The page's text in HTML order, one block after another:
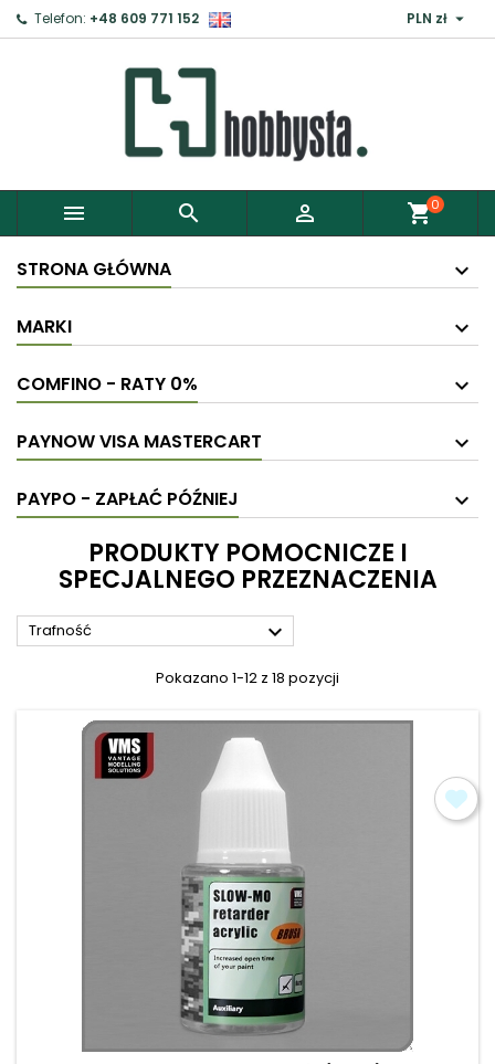
Telefon: +48 609 771 152 PLN zł 
   shopping_cart0
STRONA GŁÓWNA
MARKI
COMFINO - RATY 0%
PAYNOW VISA MASTERCART
PAYPO - ZAPŁAĆ PÓŹNIEJ
PRODUKTY POMOCNICZE I
SPECJALNEGO PRZEZNACZENIA
Trafność 
Pokazano 1-12 z 18 pozycji
Zaloguj ×
Aby zapisać produkty do Schowka, musisz się
Anuluj Zaloguj